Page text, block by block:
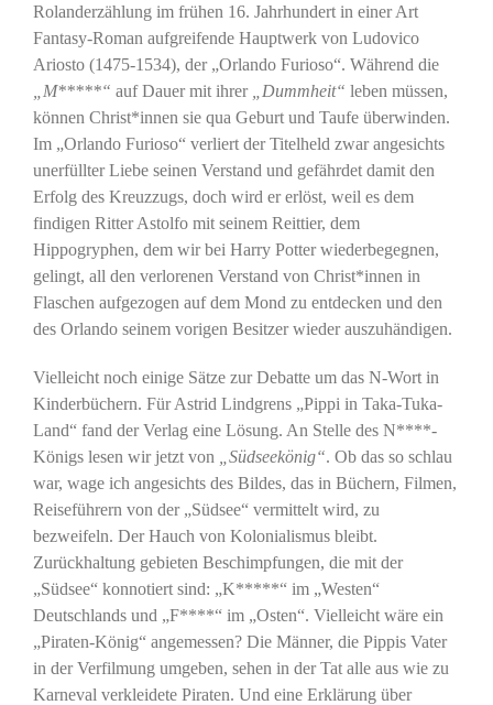
Rolanderzählung im frühen 16. Jahrhundert in einer Art
Fantasy-Roman aufgreifende Hauptwerk von Ludovico
Ariosto (1475-1534), der „Orlando Furioso“. Während die
„M*****“ auf Dauer mit ihrer „Dummheit“ leben müssen,
können Christ*innen sie qua Geburt und Taufe überwinden.
Im „Orlando Furioso“ verliert der Titelheld zwar angesichts
unerfüllter Liebe seinen Verstand und gefährdet damit den
Erfolg des Kreuzzugs, doch wird er erlöst, weil es dem
findigen Ritter Astolfo mit seinem Reittier, dem
Hippogryphen, dem wir bei Harry Potter wiederbegegnen,
gelingt, all den verlorenen Verstand von Christ*innen in
Flaschen aufgezogen auf dem Mond zu entdecken und den
des Orlando seinem vorigen Besitzer wieder auszuhändigen.
Vielleicht noch einige Sätze zur Debatte um das N-Wort in
Kinderbüchern. Für Astrid Lindgrens „Pippi in Taka-Tuka-
Land“ fand der Verlag eine Lösung. An Stelle des N****-
Königs lesen wir jetzt von
„Südseekönig“. Ob das so schlau
war, wage ich angesichts des Bildes, das in Büchern, Filmen,
Reiseführern von der „Südsee“ vermittelt wird, zu
bezweifeln. Der Hauch von Kolonialismus bleibt.
Zurückhaltung gebieten Beschimpfungen, die mit der
„Südsee“ konnotiert sind: „K*****“ im „Westen“
Deutschlands und „F****“ im „Osten“. Vielleicht wäre ein
„Piraten-König“ angemessen? Die Männer, die Pippis Vater
in der Verfilmung umgeben, sehen in der Tat alle aus wie zu
Karneval verkleidete Piraten. Und eine Erklärung über